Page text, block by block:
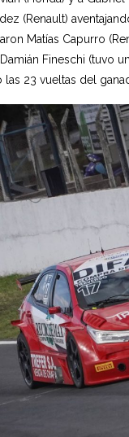
(Renault)
Matías Capurro
Fineschi (tuvo
23 vueltas del